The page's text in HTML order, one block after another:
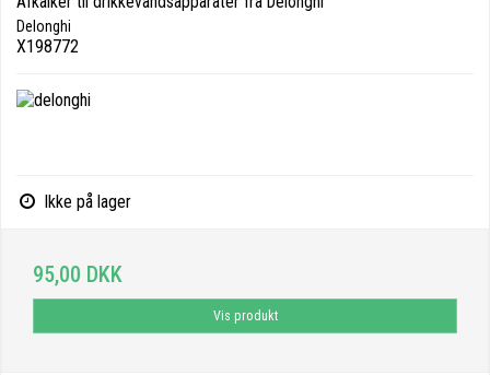
Delonghi
X198772
Ikke på lager
95,00 DKK
Vis produkt